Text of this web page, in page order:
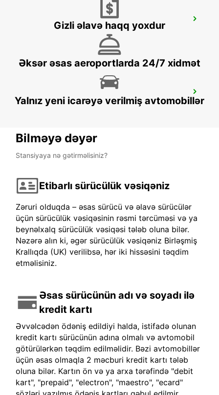
LAHTI CITY
LAHTI - FINLAND
RAUMA
RAUMA - FINLAND
Gizli əlavə haqq yoxdur
Əksər əsas aeroportlarda 24/7 xidmət
Yalnız yeni icarəyə verilmiş avtomobillər
Bilməyə dəyər
Stansiyaya nə gətirməlisiniz?
Etibarlı sürücülük vəsiqəniz
Zəruri olduqda – əsas sürücü və əlavə sürücülər
üçün sürücülük vəsiqəsinin rəsmi tərcüməsi və ya
beynəlxalq sürücülük vəsiqəsi tələb oluna bilər.
Nəzərə alın ki, əgər sürücülük vəsiqəniz Birləşmiş
Krallıqda (UK) verilibsə, hər iki hissəsini təqdim
etməlisiniz.
Əsas sürücünün adı və soyadı ilə
kredit kartı
Əvvəlcədən ödəniş edildiyi halda, istifadə olunan
kredit kartı sürücünün adına olmalı və avtomobil
götürülərkən təqdim edilməlidir. Bəzi avtomobillər
üçün əsas olmaqla 2 məcburi kredit kartı tələb
oluna bilər. Kartın ön və ya arxa tərəfində "debit
kart", "prepaid", "electron", "maestro", "ecard"